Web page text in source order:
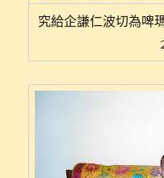
究給企謙仁波切為啤